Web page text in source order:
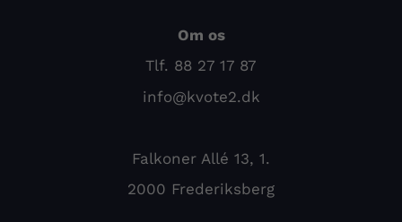
Om os
Tlf. 88 27 17 87
info@kvote2.dk
Falkoner Allé 13, 1.
2000 Frederiksberg